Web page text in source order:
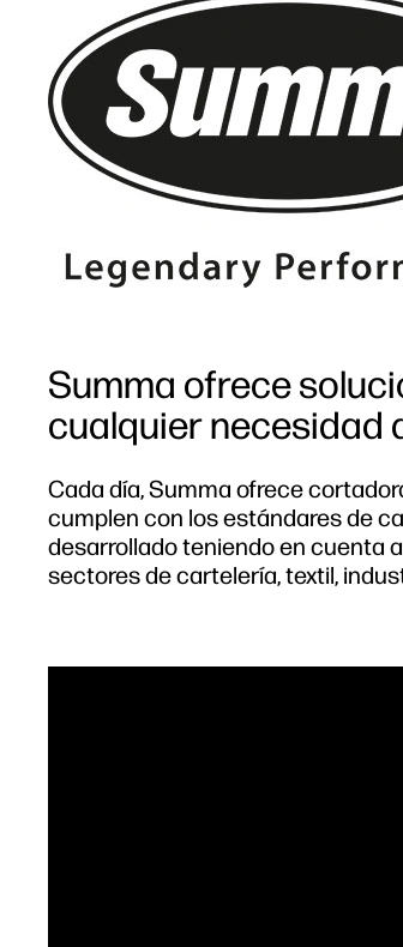
Summa ofrece
cualquier necesidad
Cada día, Summa ofrece
cumplen con los estándares de
desarrollado teniendo en cuenta
sectores de cartelería, textil,